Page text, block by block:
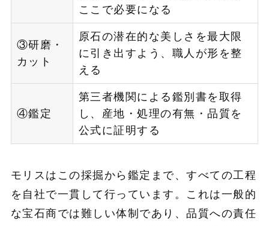
ここで必要になる
③研磨・
カット
原石の潜在的な美しさを最大限
に引き出すよう、職人が形を整
える
④鑑定
第三者機関による鑑別書を取得
し、産地・処理の有無・品質を
公式に証明する
モリスはこの採掘から鑑定まで、すべての工程
を自社で一貫して行っています。これは一般的
な宝石商では難しい体制であり、品質への責任